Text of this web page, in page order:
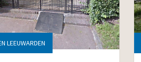
LEEUWARDEN